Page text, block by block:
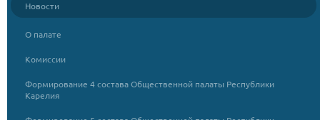
Новости
О палате
Комиссии
Формирование 4 состава Общественной палаты Республики
Карелия